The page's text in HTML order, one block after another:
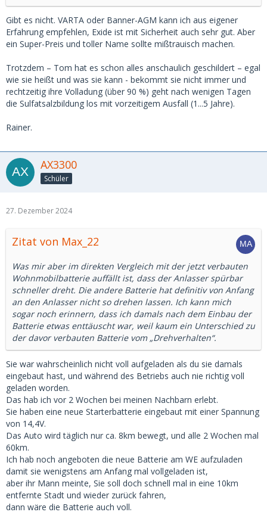
Gibt es nicht. VARTA oder Banner-AGM kann ich aus eigener
Erfahrung empfehlen, Exide ist mit Sicherheit auch sehr gut. Aber
ein Super-Preis und toller Name sollte mißtrauisch machen.
Trotzdem – Tom hat es schon alles anschaulich geschildert – egal
wie sie heißt und was sie kann - bekommt sie nicht immer und
rechtzeitig ihre Volladung (über 90 %) geht nach wenigen Tagen
die Sulfatsalzbildung los mit vorzeitigem Ausfall (1...5 Jahre).
Rainer.
AX3300
Schüler
27. Dezember 2024
Zitat von Max_22
Was mir aber im direkten Vergleich mit der jetzt verbauten
Wohnmobilbatterie auffällt ist, dass der Anlasser spürbar
schneller dreht. Die andere Batterie hat definitiv von Anfang
an den Anlasser nicht so drehen lassen. Ich kann mich
sogar noch erinnern, dass ich damals nach dem Einbau der
Batterie etwas enttäuscht war, weil kaum ein Unterschied zu
der davor verbauten Batterie vom „Drehverhalten“.
Sie war wahrscheinlich nicht voll aufgeladen als du sie damals
eingebaut hast, und während des Betriebs auch nie richtig voll
geladen worden.
Das hab ich vor 2 Wochen bei meinen Nachbarn erlebt.
Sie haben eine neue Starterbatterie eingebaut mit einer Spannung
von 14,4V.
Das Auto wird täglich nur ca. 8km bewegt, und alle 2 Wochen mal
60km.
Ich hab noch angeboten die neue Batterie am WE aufzuladen
damit sie wenigstens am Anfang mal vollgeladen ist,
aber ihr Mann meinte, Sie soll doch schnell mal in eine 10km
entfernte Stadt und wieder zurück fahren,
dann wäre die Batterie auch voll.